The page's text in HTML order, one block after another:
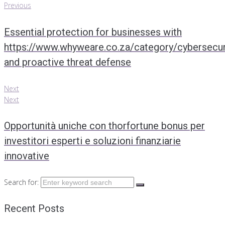
Previous
Essential protection for businesses with
https://www.whyweare.co.za/category/
and proactive threat defense
Next
Next
Opportunità uniche con thorfortune bonus per
investitori esperti e soluzioni finanziarie
innovative
Search for:
Recent Posts